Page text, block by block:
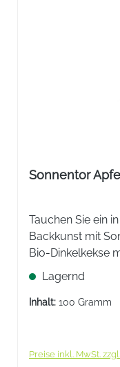
Sonnentor
Tauchen Sie ein
Backkunst mit
Bio-Dinkelkekse
natürlichen
Snack für
Lagernd
Inhalt: 100 Gramm
Preise inkl. MwSt.